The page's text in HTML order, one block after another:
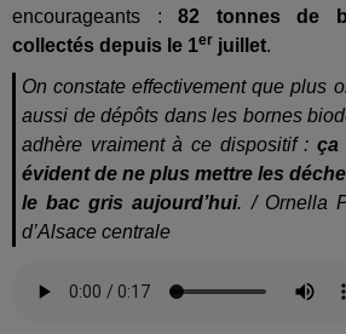
encourageants :82 tonnes de
collectés depuis le 1er juillet.
On constate effectivement que plus
aussi de dépôts dans les bornes
adhère vraiment à ce dispositif : ça
évident de ne plus mettre les
le bac gris aujourd’hui. / Ornella
d’Alsace centrale